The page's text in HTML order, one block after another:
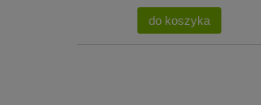
do koszyka